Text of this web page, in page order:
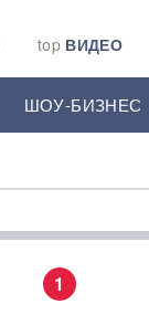
top ВИДЕО
ШОУ-БИЗНЕС
1